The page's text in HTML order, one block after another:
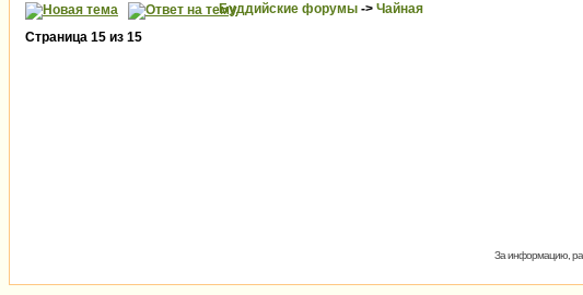
Буддийские форумы -> Чайная
Страница 15 из 15
За информацию,